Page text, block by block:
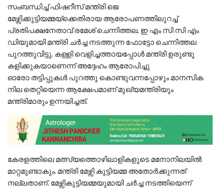
സംബന്ധിച്ച് ഫിഷറീസ് മന്ത്രി ജെ
മേഴ്സിക്കുട്ടിയമ്മയ്ക്കെതിരായ ആരോപണത്തിലുറച്ച്
പ്രതിപക്ഷനേതാവ് രമേശ് ചെന്നിത്തല. ഇ എം സി സി എം
ഡിയുമായി മന്ത്രി ചർച്ച നടത്തുന്ന ഫോട്ടോ ചെന്നിത്തല
പുറത്തുവിട്ടു. കള്ളി വെളിച്ചത്തായപ്പോൾ മന്ത്രി ഉരുണ്ടു
കളിക്കുകയാണെന്ന് അദ്ദേഹം ആരോപിച്ചു
ഓരോ തട്ടിപ്പുകൾ പുറത്തു കൊണ്ടുവന്നപ്പോഴും മാനസിക
നില തെറ്റിയെന്ന ആക്ഷേപമാണ് മുഖ്യമന്ത്രിയും
മന്ത്രിമാരും ഉന്നയിച്ചത്.
കേരളത്തിലെ മത്സ്യത്തൊഴിലാളികളുടെ മനോനിലയിൽ
മാറ്റമുണ്ടാകും. മന്ത്രി മേഴ്സി കുട്ടിയമ്മ അതോർക്കുന്നത്
നല്ലതാണ്. മേഴ്സികുട്ടിയമ്മയുമായി ചർച്ച നടത്തിയെന്ന്